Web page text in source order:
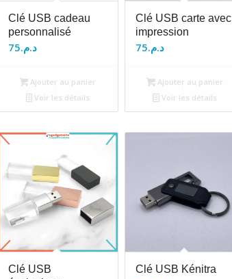
Clé USB cadeau
personnalisé
د.م.75
Ajouter au panier
Voir les détails
Clé USB carte avec
impression
د.م.75
Ajouter au panier
Voir les détails
Clé USB
Clé USB Kénitra